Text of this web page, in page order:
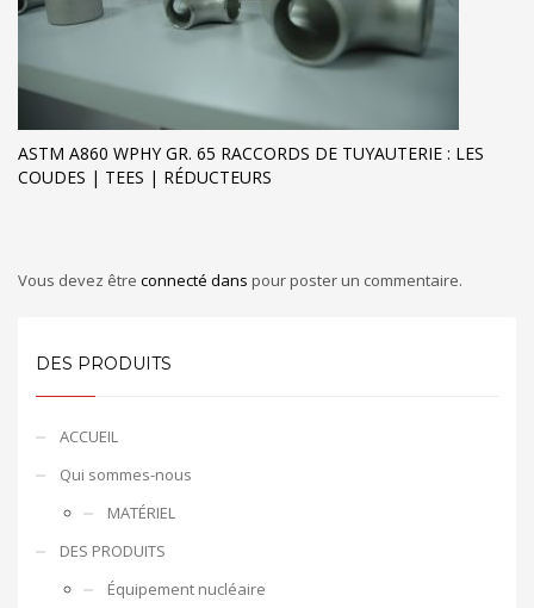
ASTM A860 WPHY GR. 65 RACCORDS DE TUYAUTERIE : LES
COUDES | TEES | RÉDUCTEURS
Vous devez être connecté dans pour poster un commentaire.
DES PRODUITS
ACCUEIL
Qui sommes-nous
MATÉRIEL
DES PRODUITS
Équipement nucléaire